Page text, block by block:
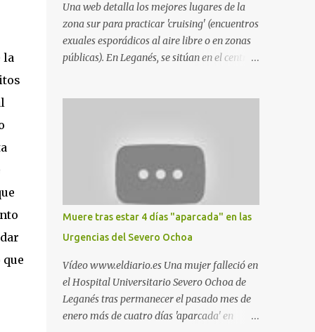
la
Una web detalla los mejores lugares de la
zona sur para practicar 'cruising' (encuentros
exuales esporádicos al aire libre o en zonas
públicas). En Leganés, se sitúan en el centro
indica esta información recopilada por los
propios practicantes. 'Ante la crisis, disfrute' ,
señalan. "Cruising: Parquesur: para ligar
baños junto a Burger King o H&M. Y si has
pillado pareja ocacional, parking
subterráneo de Leroy Merlin. Otro espacio
para el 'cruising' es enfrente al tanatorio
(junto al estadio municipal de Butarque) y
caminos entre el estadio y Plaza Nueva. Otro
lugar: Escombrera de Polvoranca, entre
Leganés y Móstoles También en el parque de
Muere tras estar 4 días "aparcada" en las
Urgencias del Severo Ochoa
Vídeo www.eldiario.es Una mujer falleció en
el Hospital Universitario Severo Ochoa de
Leganés tras permanecer el pasado mes de
enero más de cuatro días 'aparcada' en